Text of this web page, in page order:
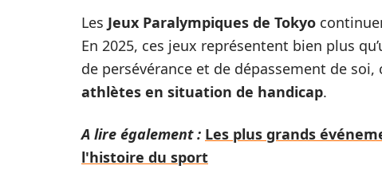
Les Jeux Paralympiques de Tokyo
En 2025, ces jeux représentent bien plus
de persévérance et de dépassement de
athlètes en situation de handicap.
A lire également : Les plus grands
l'histoire du sport